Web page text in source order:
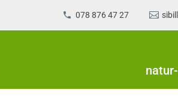
078 876 47 27